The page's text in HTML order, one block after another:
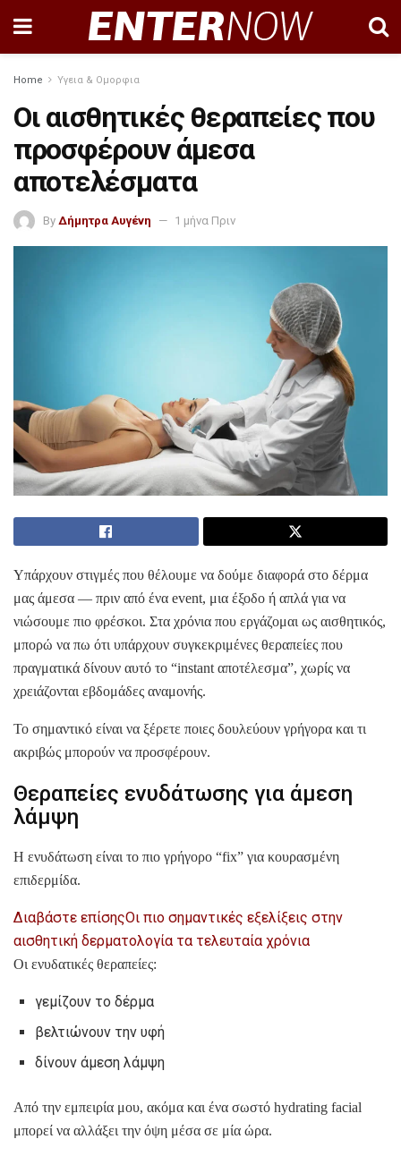
Home Υγεια & Ομορφια
Οι αισθητικές θεραπείες που
προσφέρουν άμεσα
αποτελέσματα
By Δήμητρα Αυγένη 1 μήνα Πριν
Υπάρχουν στιγμές που θέλουμε να δούμε διαφορά στο δέρμα
μας άμεσα — πριν από ένα event, μια έξοδο ή απλά για να
νιώσουμε πιο φρέσκοι. Στα χρόνια που εργάζομαι ως αισθητικός,
μπορώ να πω ότι υπάρχουν συγκεκριμένες θεραπείες που
πραγματικά δίνουν αυτό το “instant αποτέλεσμα”, χωρίς να
χρειάζονται εβδομάδες αναμονής.
Το σημαντικό είναι να ξέρετε ποιες δουλεύουν γρήγορα και τι
ακριβώς μπορούν να προσφέρουν.
Θεραπείες ενυδάτωσης για άμεση
λάμψη
Η ενυδάτωση είναι το πιο γρήγορο “fix” για κουρασμένη
επιδερμίδα.
Διαβάστε επίσηςΟι πιο σημαντικές εξελίξεις στην
αισθητική δερματολογία τα τελευταία χρόνια
Οι ενυδατικές θεραπείες:
γεμίζουν το δέρμα
βελτιώνουν την υφή
δίνουν άμεση λάμψη
Από την εμπειρία μου, ακόμα και ένα σωστό hydrating facial
μπορεί να αλλάξει την όψη μέσα σε μία ώρα.